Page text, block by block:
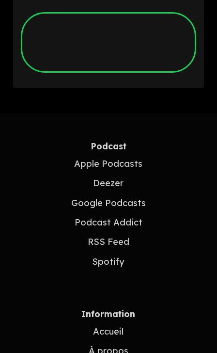
Podcast
Apple Podcasts
Deezer
Google Podcasts
Podcast Addict
RSS Feed
Spotify
Information
Accueil